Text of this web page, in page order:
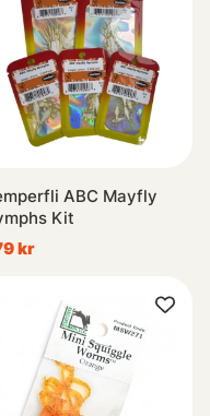
ABC Mayfly
Kit
kr